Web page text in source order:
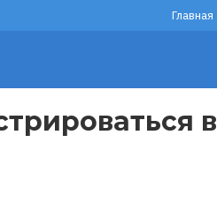
Главная
в